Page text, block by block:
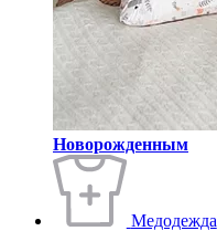
Новорожденным
Медодежда